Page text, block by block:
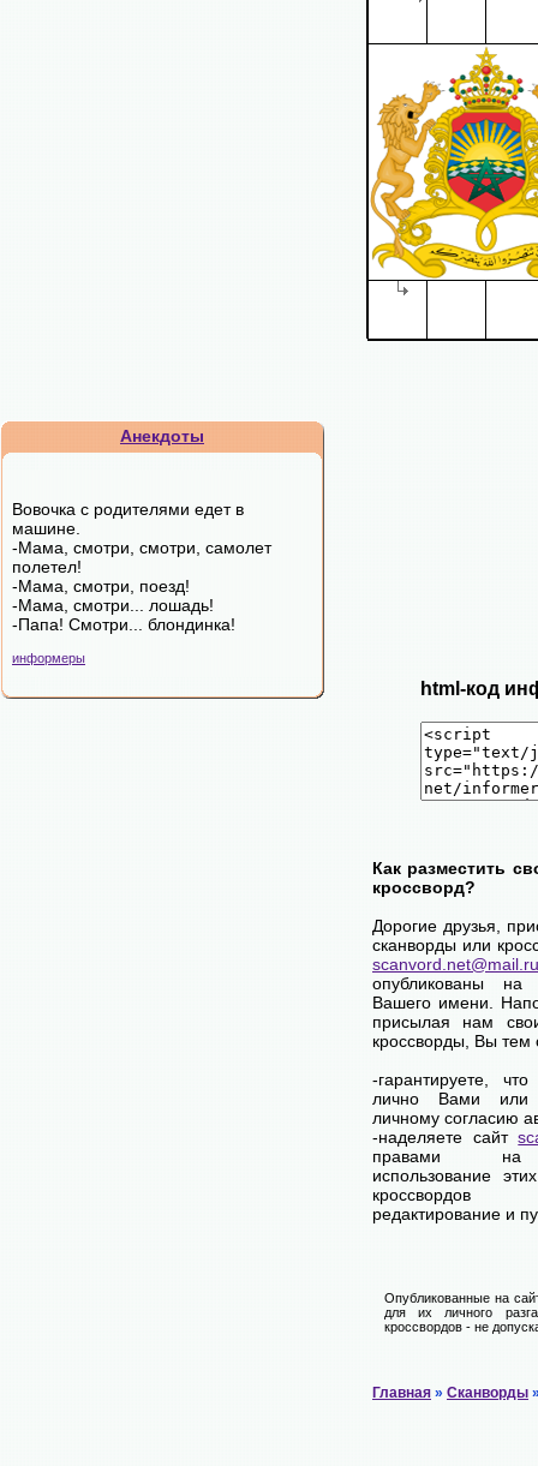
Анекдоты
Вовочка с родителями едет в
машине.
-Мама, смотри, смотри, самолет
полетел!
-Мама, смотри, поезд!
-Мама, смотри... лошадь!
-Папа! Смотри... блондинка!
информеры
html-код
Как разместить
кроссворд?
Дорогие друзья,
сканворды или
scanvord.net@mail.ru
опубликованы
Вашего имени.
присылая нам
кроссворды, Вы
-гарантируете,
лично Вами или
личному согласию
-наделяете сайт
правами на
использование
редактирование и
Опубликованные на
для их личного
кроссвордов - не
Главная » Сканворды